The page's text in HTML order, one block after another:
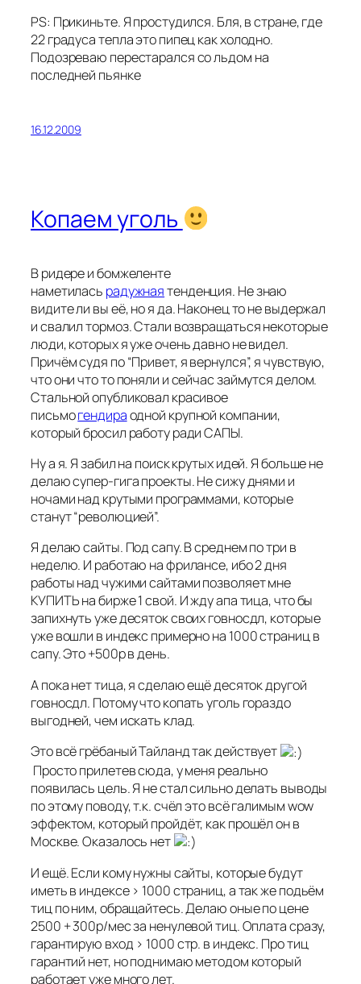
PS: Прикиньте. Я простудился. Бля, в стране, где
22 градуса тепла это пипец как холодно.
Подозреваю перестарался со льдом на
последней пьянке
16.12.2009
Копаем уголь
В ридере и бомжеленте
наметилась радужнаятенденция. Не знаю
видите ли вы её, но я да. Наконец то не выдержал
и свалил тормоз. Стали возвращаться некоторые
люди, которых я уже очень давно не видел.
Причём судя по “Привет, я вернулся”, я чувствую,
что они что то поняли и сейчас займутся делом.
Стальной опубликовал красивое
письмогендираодной крупной компании,
который бросил работу ради САПЫ.
Ну а я. Я забил на поиск крутых идей. Я больше не
делаю супер-гига проекты. Не сижу днями и
ночами над крутыми программами, которые
станут “революцией”.
Я делаю сайты. Под сапу. В среднем по три в
неделю. И работаю на фрилансе, ибо 2 дня
работы над чужими сайтами позволяет мне
КУПИТЬ на бирже 1 свой. И жду апа тица, что бы
запихнуть уже десяток своих говносдл, которые
уже вошли в индекс примерно на 1000 страниц в
сапу. Это +500р в день.
А пока нет тица, я сделаю ещё десяток другой
говносдл. Потому что копать уголь гораздо
выгодней, чем искать клад.
Это всё грёбаный Тайланд так действует
Просто прилетев сюда, у меня реально
появилась цель. Я не стал сильно делать выводы
по этому поводу, т.к. счёл это всё галимым wow
эффектом, который пройдёт, как прошёл он в
Москве. Оказалось нет
И ещё. Если кому нужны сайты, которые будут
иметь в индексе > 1000 страниц, а так же подьём
тиц по ним, обращайтесь. Делаю оные по цене
2500 + 300р/мес за ненулевой тиц. Оплата сразу,
гарантирую вход > 1000 стр. в индекс. Про тиц
гарантий нет, но поднимаю методом который
работает уже много лет.